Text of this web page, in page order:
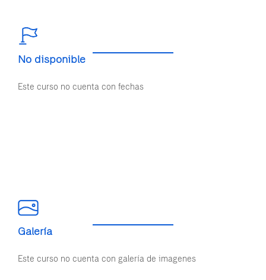
No disponible
Este curso no cuenta con fechas
Galería
Este curso no cuenta con galería de imagenes